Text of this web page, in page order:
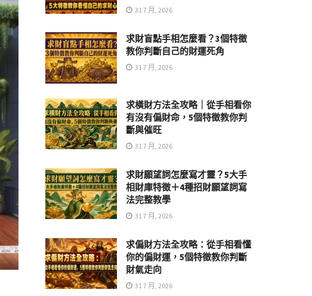
31 7 月, 2026
求財盲點手相怎麼看？3個特徵
教你判斷自己的財運死角
31 7 月, 2026
求橫財方法全攻略｜從手相看你
有沒有偏財命，5個特徵教你判
斷與催旺
31 7 月, 2026
求財願望詞怎麼寫才靈？5大手
相財庫特徵＋4種招財願望詞寫
法完整教學
31 7 月, 2026
求偏財方法全攻略：從手相看懂
你的偏財運，5個特徵教你判斷
財氣走向
31 7 月, 2026